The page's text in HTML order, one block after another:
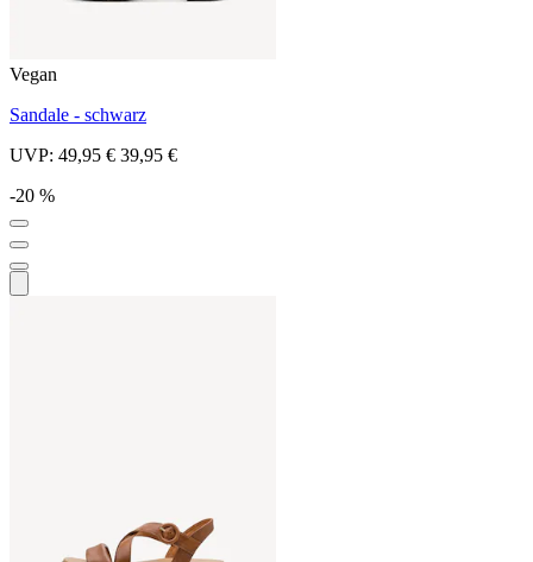
Vegan
Sandale - schwarz
UVP: 49,95 € 39,95 €
-20 %